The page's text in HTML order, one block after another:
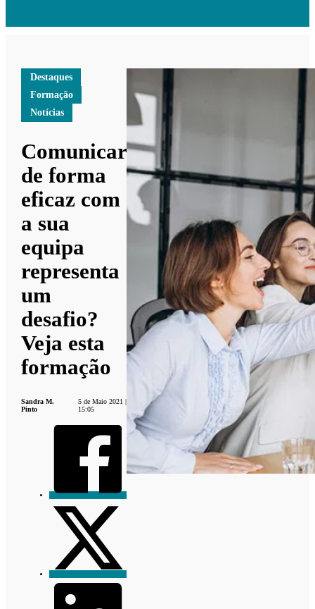
Destaques
Formação
Notícias
Comunicar
de forma
eficaz com
a sua
equipa
representa
um
desafio?
Veja esta
formação
Sandra M.
Pinto
5 de Maio 2021 |
15:05